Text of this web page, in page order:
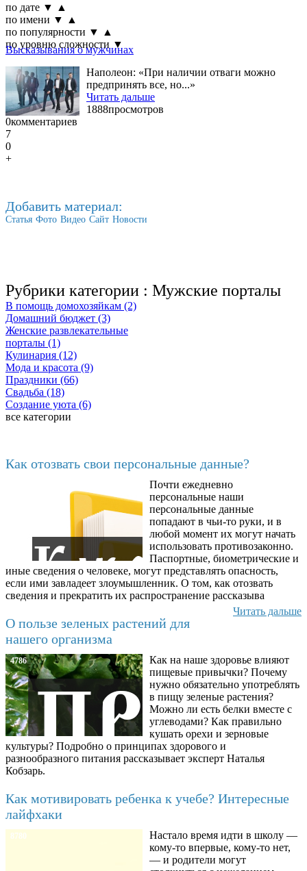
по дате ▼
▲
по имени ▼
▲
по популярности ▼
▲
по уровню сложности ▼
Высказывания о мужчинах
Наполеон: «При наличии отваги можно
предпринять все, но...»
Читать дальше
1888просмотров
0комментариев
7
0
+
Добавить материал:
Статья Фото Видео Сайт Новости
Рубрики категории : Мужские порталы
В помощь домохозяйкам (2)
Домашний бюджет (3)
Женские развлекательные
порталы (1)
Кулинария (12)
Мода и красота (9)
Праздники (66)
Свадьба (18)
Создание уюта (6)
все категории
Как отозвать свои персональные данные?
Почти ежедневно
персональные наши
персональные данные
попадают в чьи-то руки, и в
любой момент их могут начать
использовать противозаконно.
Паспортные, биометрические и
иные сведения о человеке, могут представлять опасность,
если ими завладеет злоумышленник. О том, как отозвать
сведения и прекратить их распространение рассказыва
Читать дальше
О пользе зеленых растений для
нашего организма
4786
Как на наше здоровье влияют
пищевые привычки? Почему
нужно обязательно употреблять
в пищу зеленые растения?
Можно ли есть белки вместе с
углеводами? Как правильно
кушать орехи и зерновые
культуры? Подробно о принципах здорового и
разнообразного питания рассказывает эксперт Наталья
Кобзарь.
Как мотивировать ребенка к учебе? Интересные
лайфхаки
8780
Настало время идти в школу —
кому-то впервые, кому-то нет,
— и родители могут